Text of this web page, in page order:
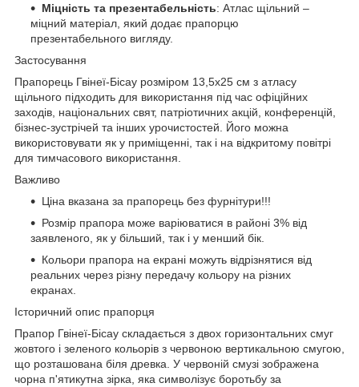
Міцність та презентабельність: Атлас щільний –
міцний матеріал, який додає прапорцю
презентабельного вигляду.
Застосування
Прапорець Гвінеї-Бісау розміром 13,5х25 см з атласу
щільного підходить для використання під час офіційних
заходів, національних свят, патріотичних акцій, конференцій,
бізнес-зустрічей та інших урочистостей. Його можна
використовувати як у приміщенні, так і на відкритому повітрі
для тимчасового використання.
Важливо
Ціна вказана за прапорець без фурнітури!!!
Розмір прапора може варіюватися в районі 3% від
заявленого, як у більший, так і у менший бік.
Кольори прапора на екрані можуть відрізнятися від
реальних через різну передачу кольору на різних
екранах.
Історичний опис прапорця
Прапор Гвінеї-Бісау складається з двох горизонтальних смуг
жовтого і зеленого кольорів з червоною вертикальною смугою,
що розташована біля древка. У червоній смузі зображена
чорна п'ятикутна зірка, яка символізує боротьбу за